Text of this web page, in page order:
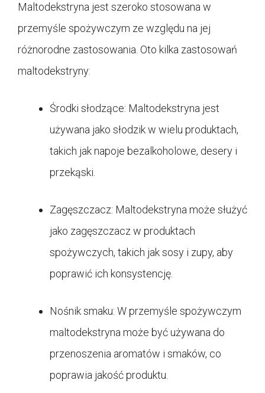
Maltodekstryna jest szeroko stosowana w
przemyśle spożywczym ze względu na jej
różnorodne zastosowania. Oto kilka zastosowań
maltodekstryny:
Środki słodzące: Maltodekstryna jest
używana jako słodzik w wielu produktach,
takich jak napoje bezalkoholowe, desery i
przekąski.
Zagęszczacz: Maltodekstryna może służyć
jako zagęszczacz w produktach
spożywczych, takich jak sosy i zupy, aby
poprawić ich konsystencję.
Nośnik smaku: W przemyśle spożywczym
maltodekstryna może być używana do
przenoszenia aromatów i smaków, co
poprawia jakość produktu.